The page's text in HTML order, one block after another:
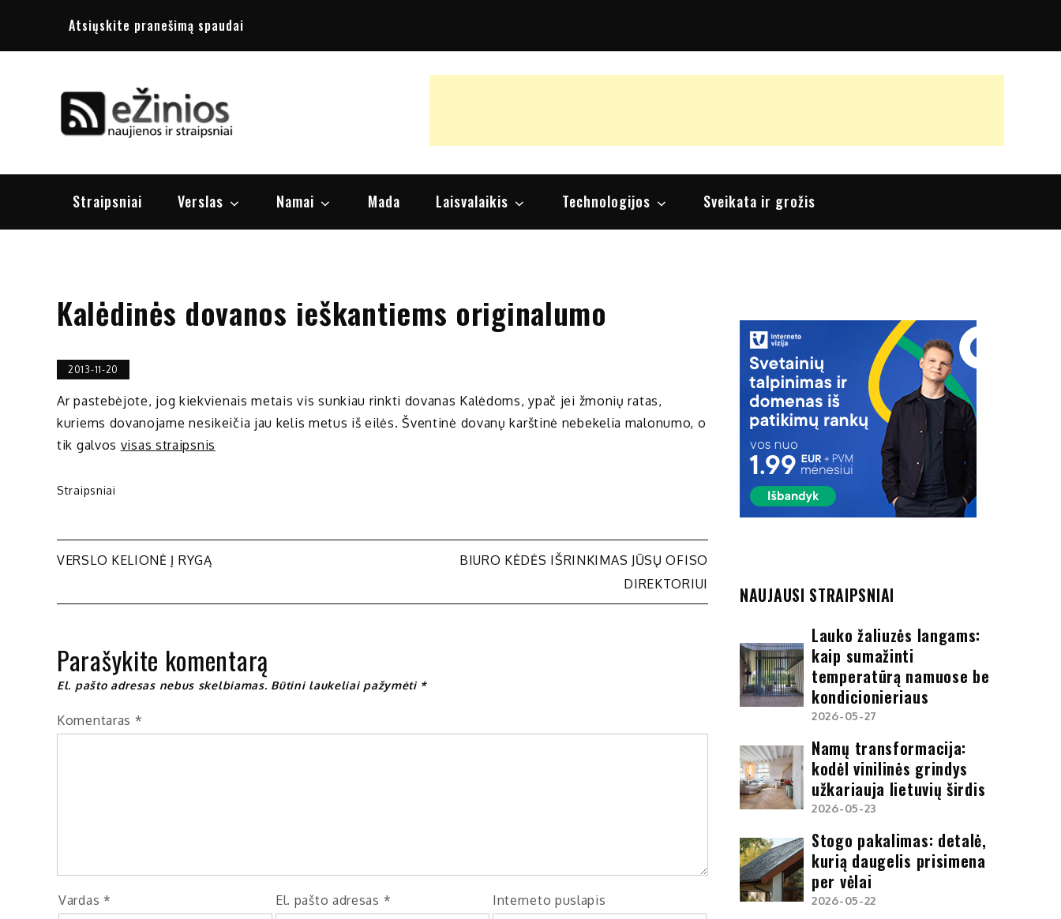
Atsiųskite pranešimą spaudai
Straipsniai Verslas Namai Mada Laisvalaikis Technologijos Sveikata ir grožis
Kalėdinės dovanos ieškantiems originalumo
2013-11-20
Ar pastebėjote, jog kiekvienais metais vis sunkiau rinkti dovanas Kalėdoms, ypač jei žmonių ratas,
kuriems dovanojame nesikeičia jau kelis metus iš eilės. Šventinė dovanų karštinė nebekelia malonumo, o
tik galvos visas straipsnis
Straipsniai
Navigacija
tarp
įrašų
VERSLO KELIONĖ Į RYGĄ
BIURO KĖDĖS IŠRINKIMAS JŪSŲ OFISO
DIREKTORIUI
Parašykite komentarą
El. pašto adresas nebus skelbiamas. Būtini laukeliai pažymėti *
Komentaras *
Vardas * El. pašto adresas * Interneto puslapis
NAUJAUSI STRAIPSNIAI
Lauko žaliuzės langams:
kaip sumažinti
temperatūrą namuose be
kondicionieriaus
2026-05-27
Namų transformacija:
kodėl vinilinės grindys
užkariauja lietuvių širdis
2026-05-23
Stogo pakalimas: detalė,
kurią daugelis prisimena
per vėlai
2026-05-22